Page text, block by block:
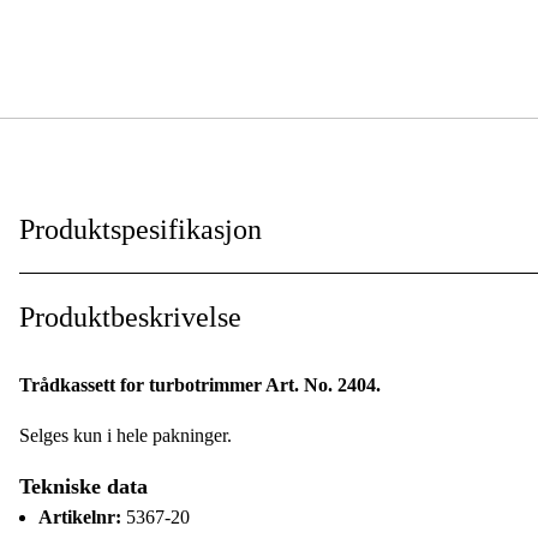
Produktspesifikasjon
Global garanti :
Produktbeskrivelse
Trådkassett for turbotrimmer Art. No. 2404.
Selges kun i hele pakninger.
Tekniske data
Artikelnr: 5367-20